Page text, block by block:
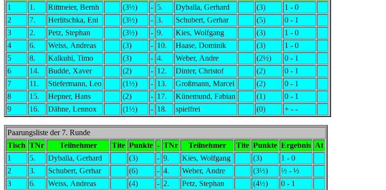
1
1. Rittmeier, Bernh (3½) - 5. Dyballa, Gerhard (3)
1 - 0
2
7. Herlitschka, Eni (3½) - 3. Schubert, Gerhar (5)
0 - 1
3
2. Petz, Stephan (3½) - 9. Kies, Wolfgang (3)
1 - 0
4
6. Weiss, Andreas (3) - 10. Haase, Dominik (3)
1 - 0
5
8. Kalkuhl, Timo (3) - 4. Weber, Andre (2½)
0 - 1
6
14. Budde, Xaver (2) - 12. Dinter, Christof (2)
0 - 1
7
11. Stiefermann, Leo (1½) - 13. Großmann, Marcel (2)
0 - 1
8
15. Hepner, Hans (2) - 17. Künemund, Fabian (1)
0 - 1
9
16. Dähne, Lennox (1½) - 18. spielfrei (0) + - -
Paarungsliste der 7. Runde
Tisch TNr Teilnehmer Tite Punkte - TNr Teilnehmer Tite Punkte Ergebnis At
1
5. Dyballa, Gerhard (3) - 9. Kies, Wolfgang (3)
1 - 0
2
3. Schubert, Gerhar (6) - 4. Weber, Andre (3½)
½ - ½
3
6. Weiss, Andreas (4) - 2. Petz, Stephan (4½) 0 - 1